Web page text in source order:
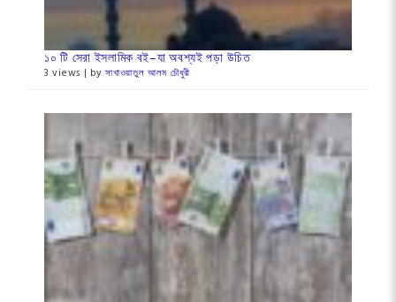
১০ টি সেরা ইসলামিক বই–যা অবশ্যই পড়া উচিত
3 views | byসাখাওয়াতুল আলম চৌধুরী